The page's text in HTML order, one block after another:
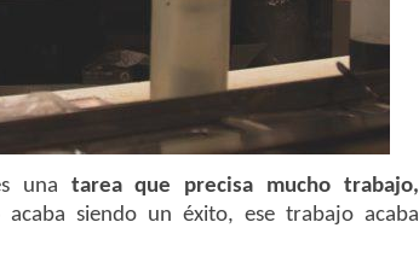
una tarea que precisa mucho trabajo,
siendo un éxito, ese trabajo acaba